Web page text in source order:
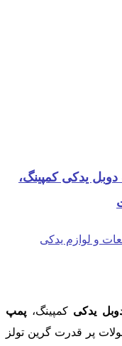
دوبل یدکی کمپینگ،
و لوازم یدکی
یدکی کمپینگ، پمپ
پر قدرت گرین تولز